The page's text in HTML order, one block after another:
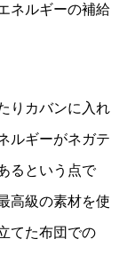
ネルギーの補給
りカバンに入れ
ルギーがネガテ
るという点で
高級の素材を使
てた布団での